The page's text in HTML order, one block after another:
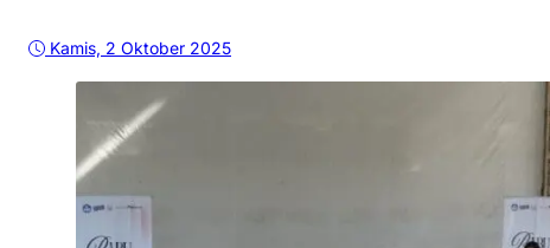
Kamis, 2 Oktober 2025